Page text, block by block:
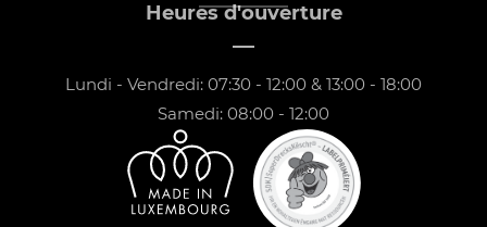
Heures d'ouverture
Lundi - Vendredi: 07:30 - 12:00 & 13:00 - 18:00
Samedi: 08:00 - 12:00